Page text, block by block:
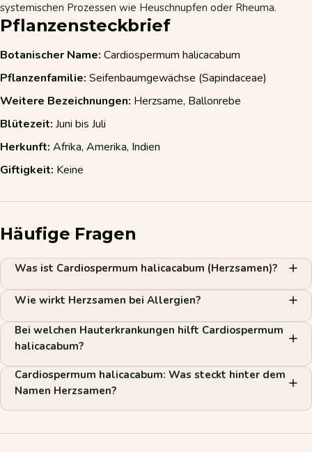
systemischen Prozessen wie Heuschnupfen oder Rheuma.
Pflanzensteckbrief
Botanischer Name: Cardiospermum halicacabum
Pflanzenfamilie: Seifenbaumgewächse (Sapindaceae)
Weitere Bezeichnungen: Herzsame, Ballonrebe
Blütezeit: Juni bis Juli
Herkunft: Afrika, Amerika, Indien
Giftigkeit: Keine
Häufige Fragen
Was ist Cardiospermum halicacabum (Herzsamen)?
Wie wirkt Herzsamen bei Allergien?
Bei welchen Hauterkrankungen hilft Cardiospermum
halicacabum?
Cardiospermum halicacabum: Was steckt hinter dem
Namen Herzsamen?